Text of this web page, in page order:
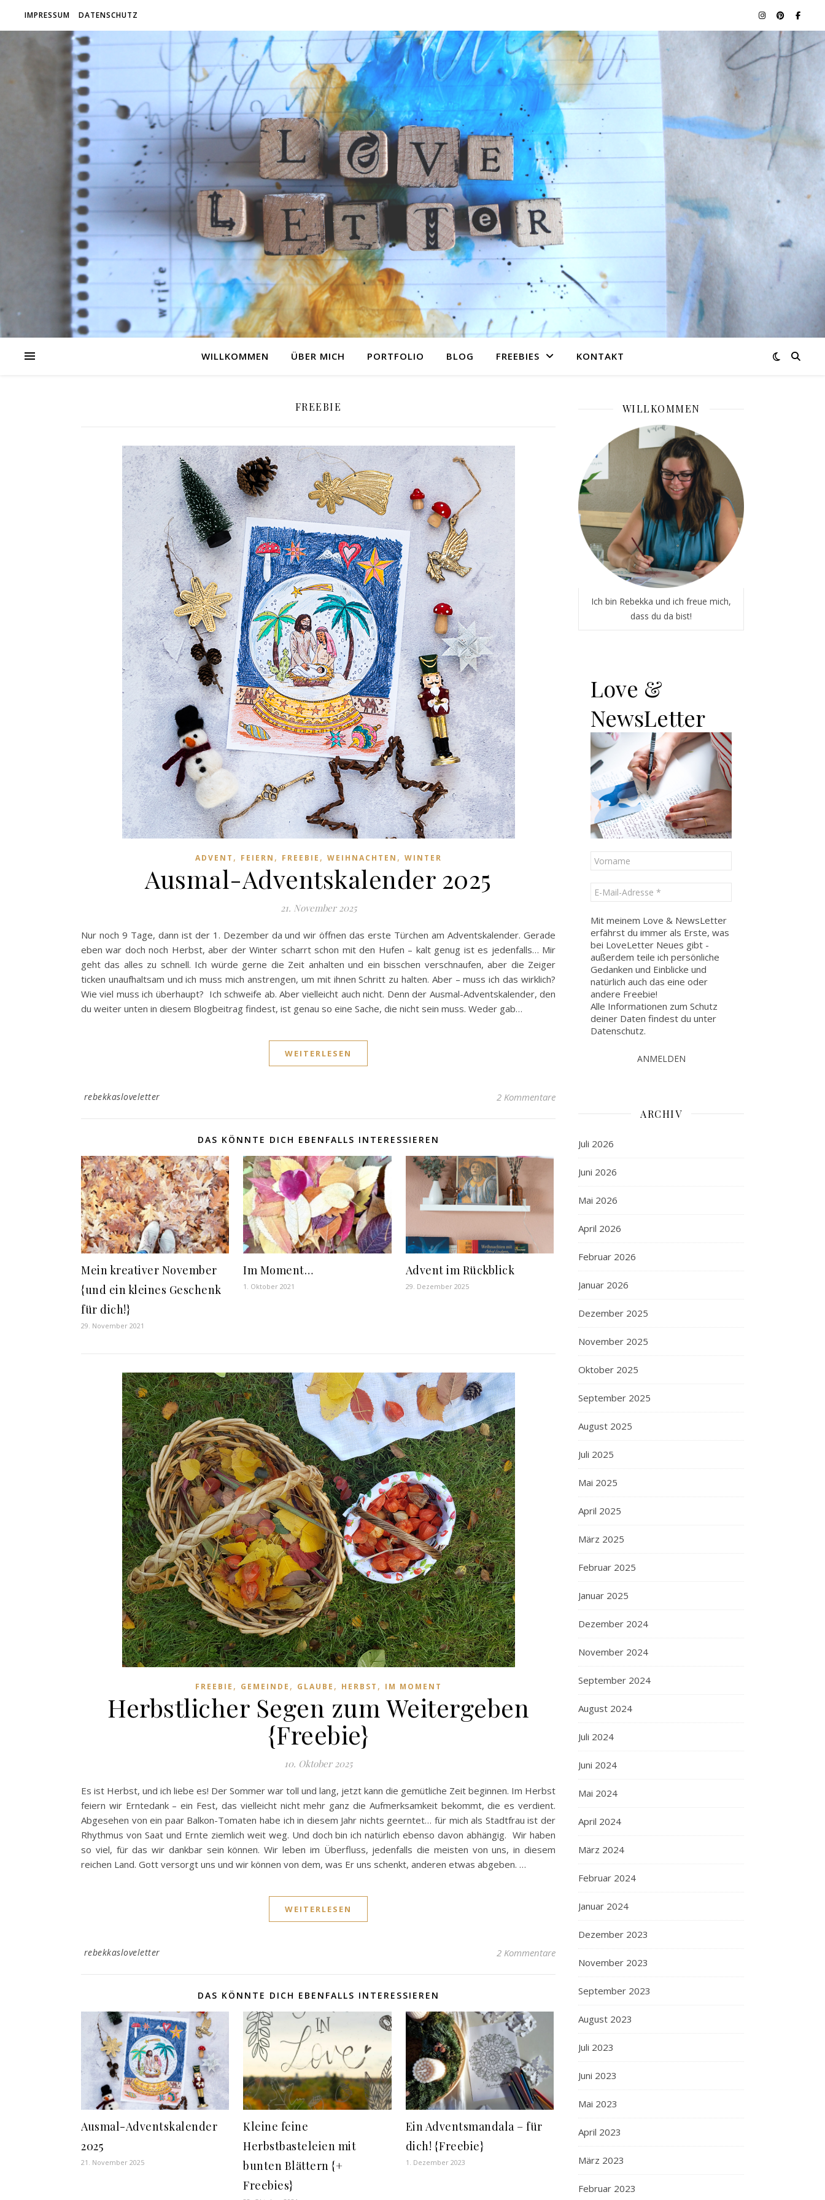
IMPRESSUM DATENSCHUTZ
WILLKOMMEN ÜBER MICH PORTFOLIO BLOG FREEBIES KONTAKT
FREEBIE
ADVENT , FEIERN , FREEBIE , WEIHNACHTEN , WINTER
Ausmal-Adventskalender 2025
21. November 2025
Nur noch 9 Tage, dann ist der 1. Dezember da und wir öffnen das erste Türchen am Adventskalender. Gerade
eben war doch noch Herbst, aber der Winter scharrt schon mit den Hufen – kalt genug ist es jedenfalls… Mir
geht das alles zu schnell. Ich würde gerne die Zeit anhalten und ein bisschen verschnaufen, aber die Zeiger
ticken unaufhaltsam und ich muss mich anstrengen, um mit ihnen Schritt zu halten. Aber – muss ich das wirklich?
Wie viel muss ich überhaupt? Ich schweife ab. Aber vielleicht auch nicht. Denn der Ausmal-Adventskalender, den
du weiter unten in diesem Blogbeitrag findest, ist genau so eine Sache, die nicht sein muss. Weder gab…
WEITERLESEN
rebekkasloveletter 2 Kommentare
DAS KÖNNTE DICH EBENFALLS INTERESSIEREN
Mein kreativer November
{und ein kleines Geschenk
für dich!}
29. November 2021
Im Moment…
1. Oktober 2021
Advent im Rückblick
29. Dezember 2025
FREEBIE , GEMEINDE , GLAUBE , HERBST , IM MOMENT
Herbstlicher Segen zum Weitergeben
{Freebie}
10. Oktober 2025
Es ist Herbst, und ich liebe es! Der Sommer war toll und lang, jetzt kann die gemütliche Zeit beginnen. Im Herbst
feiern wir Erntedank – ein Fest, das vielleicht nicht mehr ganz die Aufmerksamkeit bekommt, die es verdient.
Abgesehen von ein paar Balkon-Tomaten habe ich in diesem Jahr nichts geerntet… für mich als Stadtfrau ist der
Rhythmus von Saat und Ernte ziemlich weit weg. Und doch bin ich natürlich ebenso davon abhängig. Wir haben
so viel, für das wir dankbar sein können. Wir leben im Überfluss, jedenfalls die meisten von uns, in diesem
reichen Land. Gott versorgt uns und wir können von dem, was Er uns schenkt, anderen etwas abgeben. …
WEITERLESEN
rebekkasloveletter 2 Kommentare
DAS KÖNNTE DICH EBENFALLS INTERESSIEREN
Ausmal-Adventskalender
2025
21. November 2025
Kleine feine
Herbstbasteleien mit
bunten Blättern {+
Freebies}
Ein Adventsmandala – für
dich! {Freebie}
1. Dezember 2023
WILLKOMMEN
Ich bin Rebekka und ich freue mich,
dass du da bist!
Love &
NewsLetter
Mit meinem Love & NewsLetter
erfährst du immer als Erste, was
bei LoveLetter Neues gibt -
außerdem teile ich persönliche
Gedanken und Einblicke und
natürlich auch das eine oder
andere Freebie!
Alle Informationen zum Schutz
deiner Daten findest du unter
Datenschutz.
ARCHIV
Juli 2026
Juni 2026
Mai 2026
April 2026
Februar 2026
Januar 2026
Dezember 2025
November 2025
Oktober 2025
September 2025
August 2025
Juli 2025
Mai 2025
April 2025
März 2025
Februar 2025
Januar 2025
Dezember 2024
November 2024
September 2024
August 2024
Juli 2024
Juni 2024
Mai 2024
April 2024
März 2024
Februar 2024
Januar 2024
Dezember 2023
November 2023
September 2023
August 2023
Juli 2023
Juni 2023
Mai 2023
April 2023
März 2023
Februar 2023